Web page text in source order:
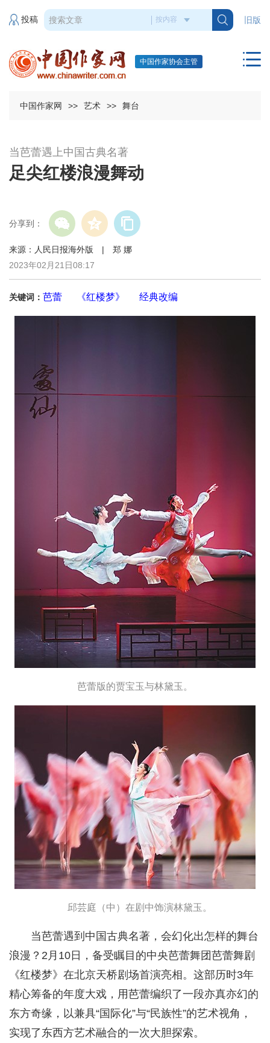
旧版
投稿
中国作家协会主管
中国作家网 >> 艺术 >> 舞台
当芭蕾遇上中国古典名著
足尖红楼浪漫舞动
分享到：
来源：人民日报海外版 | 郑 娜
2023年02月21日08:17
关键词： 芭蕾 《红楼梦》 经典改编
芭蕾版的贾宝玉与林黛玉。
邱芸庭（中）在剧中饰演林黛玉。
当芭蕾遇到中国古典名著，会幻化出怎样的舞台
浪漫？2月10日，备受瞩目的中央芭蕾舞团芭蕾舞剧
《红楼梦》在北京天桥剧场首演亮相。这部历时3年
精心筹备的年度大戏，用芭蕾编织了一段亦真亦幻的
东方奇缘，以兼具“国际化”与“民族性”的艺术视角，
实现了东西方艺术融合的一次大胆探索。